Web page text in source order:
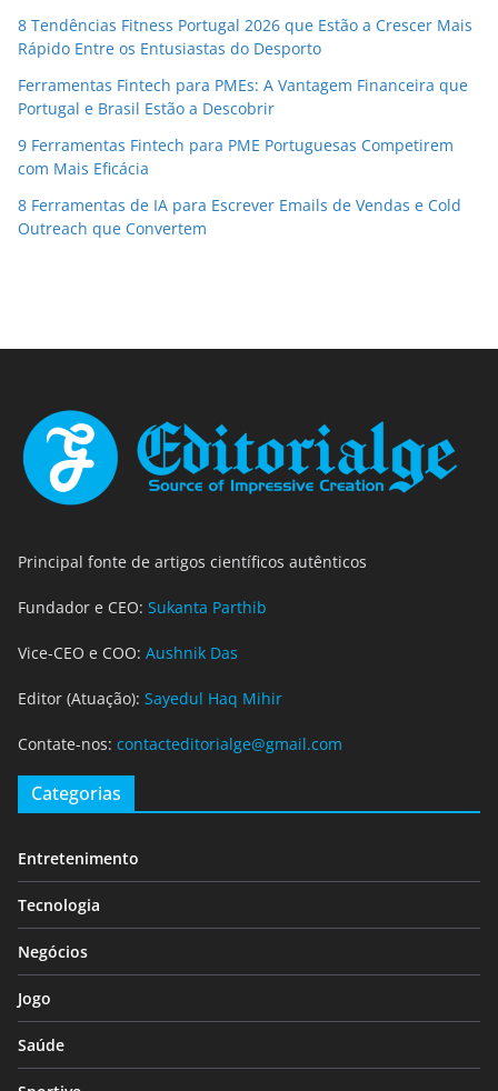
8 Tendências Fitness Portugal 2026 que Estão a Crescer Mais
Rápido Entre os Entusiastas do Desporto
Ferramentas Fintech para PMEs: A Vantagem Financeira que
Portugal e Brasil Estão a Descobrir
9 Ferramentas Fintech para PME Portuguesas Competirem
com Mais Eficácia
8 Ferramentas de IA para Escrever Emails de Vendas e Cold
Outreach que Convertem
Principal fonte de artigos científicos autênticos
Fundador e CEO: Sukanta Parthib
Vice-CEO e COO: Aushnik Das
Editor (Atuação): Sayedul Haq Mihir
Contate-nos: contacteditorialge@gmail.com
Categorias
Entretenimento
Tecnologia
Negócios
Jogo
Saúde